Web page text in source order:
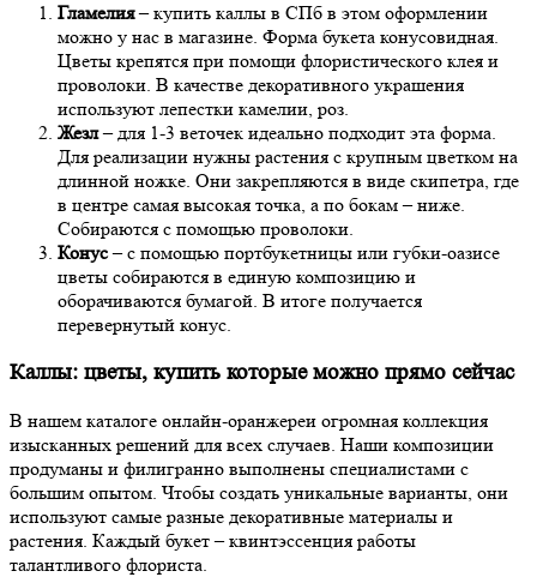
Гламелия– купить каллы в СПб в этом оформлении
можно у нас в магазине. Форма букета конусовидная.
Цветы крепятся при помощи флористического клея и
проволоки. В качестве декоративного украшения
используют лепестки камелии, роз.
Жезл– для 1-3 веточек идеально подходит эта форма.
Для реализации нужны растения с крупным цветком на
длинной ножке. Они закрепляются в виде скипетра, где
в центре самая высокая точка, а по бокам – ниже.
Собираются с помощью проволоки.
Конус– с помощью портбукетницы или губки-оазисе
цветы собираются в единую композицию и
оборачиваются бумагой. В итоге получается
перевернутый конус.
Каллы: цветы, купить которые можно прямо сейчас
В нашем каталоге онлайн-оранжереи огромная коллекция
изысканных решений для всех случаев. Наши композиции
продуманы и филигранно выполнены специалистами с
большим опытом. Чтобы создать уникальные варианты, они
используют самые разные декоративные материалы и
растения. Каждый букет – квинтэссенция работы
талантливого флориста.